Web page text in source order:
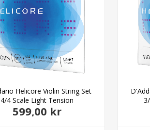
Helicore Violin String Set
4/4 Scale Light Tension
599,00 kr